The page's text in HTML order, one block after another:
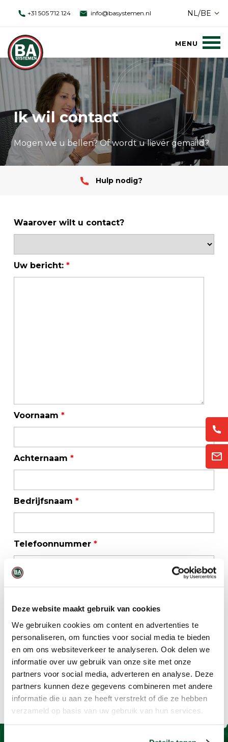
Deze website maakt gebruik van cookies
We gebruiken cookies om content en advertenties te
personaliseren, om functies voor social media te bieden
en om ons websiteverkeer te analyseren. Ook delen we
informatie over uw gebruik van onze site met onze
partners voor social media, adverteren en analyse. Deze
partners kunnen deze gegevens combineren met andere
informatie die u aan ze heeft verstrekt of die ze hebben
verzameld op basis van uw gebruik van hun services.
+31 505 712 124 info@basystemen.nl NL/BE
Ik wil contact
Mogen we u bellen? Of wordt u liever gemaild?
Hulp nodig?
Waarover wilt u contact?
Uw bericht: *
Voornaam *
Achternaam *
Bedrijfsnaam *
Telefoonnummer *